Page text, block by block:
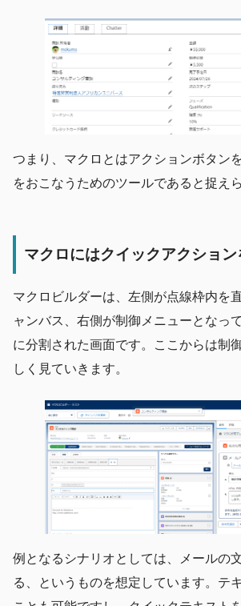
つまり、マクロとはアクションボタン
をおこなうためのツールであると捉え
マクロにはクイックアクショ
マクロビルダーは、左側が点線枠内を
ャンバス、右側が制御メニューとなっ
に分割された画面です。ここからは制
しく見ていきます。
例となるシナリオとしては、メールの
る、というものを想定しています。テ